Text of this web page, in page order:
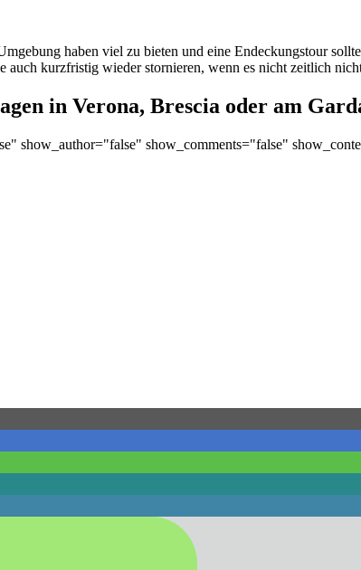
haben viel zu bieten und eine Endeckungstour
kurzfristig wieder stornieren, wenn es nicht zeitlich
in Verona, Brescia oder am
show_author="false" show_comments="false"